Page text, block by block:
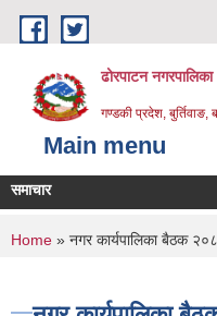
Skip to main content
ढोरपाटन नगरपालिका
गण्डकी प्रदेश, बुर्तिवाङ,
Main menu
समाचार
You are here
Home » नगर कार्यपालिका बैठक